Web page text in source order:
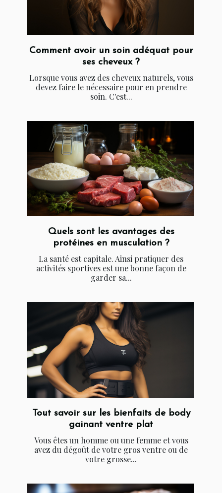
Comment avoir un soin adéquat pour
ses cheveux ?
Lorsque vous avez des cheveux naturels, vous
devez faire le nécessaire pour en prendre
soin. C'est...
Quels sont les avantages des
protéines en musculation ?
La santé est capitale. Ainsi pratiquer des
activités sportives est une bonne façon de
garder sa...
Tout savoir sur les bienfaits de body
gainant ventre plat
Vous êtes un homme ou une femme et vous
avez du dégoût de votre gros ventre ou de
votre grosse...